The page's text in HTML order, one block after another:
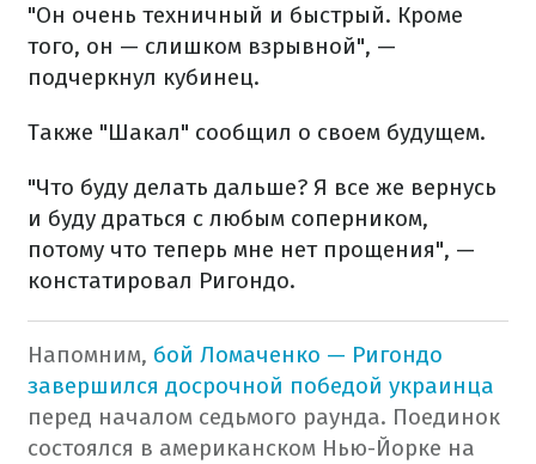
"Он очень техничный и быстрый. Кроме
того, он — слишком взрывной", —
подчеркнул кубинец.
Также "Шакал" сообщил о своем будущем.
"Что буду делать дальше? Я все же вернусь
и буду драться с любым соперником,
потому что теперь мне нет прощения", —
констатировал Ригондо.
Напомним, бой Ломаченко — Ригондо
завершился досрочной победой украинца
перед началом седьмого раунда. Поединок
состоялся в американском Нью-Йорке на